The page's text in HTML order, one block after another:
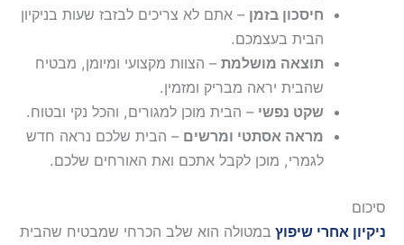
חיסכון בזמן – אתם לא צריכים לבזבז שעות בניקיון
הבית בעצמכם.
תוצאה מושלמת – הצוות מקצועי ומיומן, מבטיח
שהבית יראה מבריק ומזמין.
שקט נפשי – הבית מוכן למגורים, והכל נקי ובטוח.
מראה אסתטי ומרשים – הבית שלכם נראה חדש
לגמרי, מוכן לקבל אתכם ואת האורחים שלכם.
סיכום
ניקיון אחרי שיפוץ במטולה הוא שלב הכרחי שמבטיח שהבית